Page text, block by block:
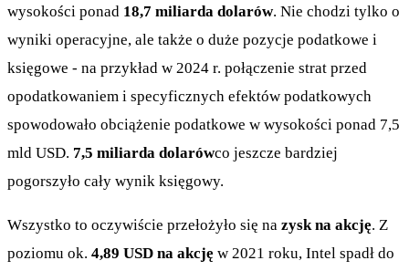
wysokości ponad 18,7 miliarda dolarów. Nie chodzi tylko o
wyniki operacyjne, ale także o duże pozycje podatkowe i
księgowe - na przykład w 2024 r. połączenie strat przed
opodatkowaniem i specyficznych efektów podatkowych
spowodowało obciążenie podatkowe w wysokości ponad 7,5
mld USD. 7,5 miliarda dolarówco jeszcze bardziej
pogorszyło cały wynik księgowy.
Wszystko to oczywiście przełożyło się na zysk na akcję. Z
poziomu ok. 4,89 USD na akcję w 2021 roku, Intel spadł do